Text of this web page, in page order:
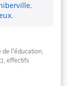
.
.
de l'éducation,
effectifs